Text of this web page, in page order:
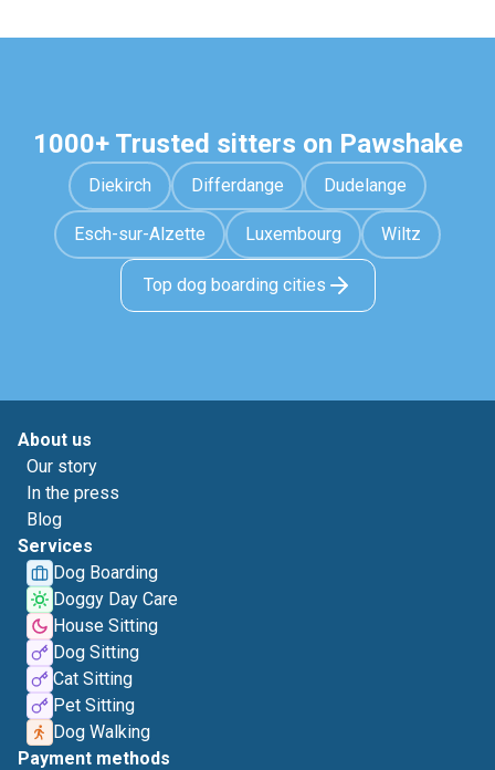
1000+ Trusted sitters on Pawshake
Diekirch Differdange Dudelange
Esch-sur-Alzette Luxembourg Wiltz
Top dog boarding cities
About us
Our story
In the press
Blog
Services
Dog Boarding
Doggy Day Care
House Sitting
Dog Sitting
Cat Sitting
Pet Sitting
Dog Walking
Payment methods